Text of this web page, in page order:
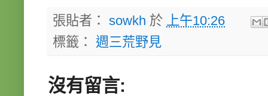
張貼者： sowkh 於 上午10:26
標籤： 週三荒野見
沒有留言: